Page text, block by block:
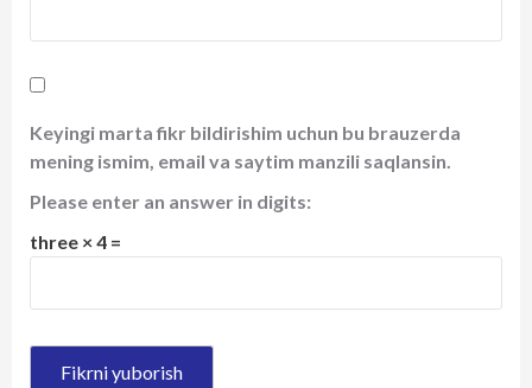
Keyingi marta fikr bildirishim uchun bu brauzerda
mening ismim, email va saytim manzili saqlansin.
Please enter an answer in digits:
three × 4 =